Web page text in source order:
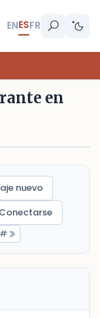
ENESFR
en
nuevo
Conectarse